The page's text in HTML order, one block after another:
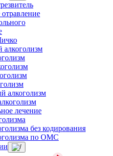
алкоголизм
алкоголизм
лечение
без кодирования
по ОМС